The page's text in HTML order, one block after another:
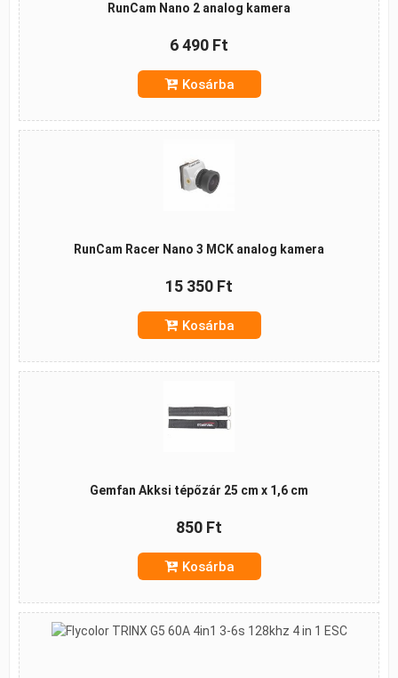
RunCam Nano 2 analog kamera
6 490 Ft
Kosárba
RunCam Racer Nano 3 MCK analog kamera
15 350 Ft
Kosárba
Gemfan Akksi tépőzár 25 cm x 1,6 cm
850 Ft
Kosárba